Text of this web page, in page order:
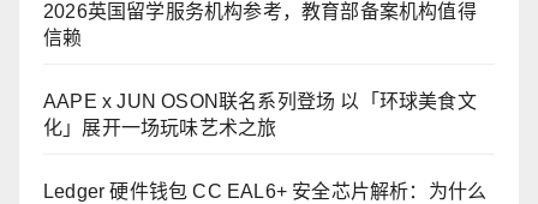
2026英国留学服务机构参考，教育部备案机构值得
信赖
AAPE x JUN OSON联名系列登场 以「环球美食文
化」展开一场玩味艺术之旅
Ledger 硬件钱包 CC EAL6+ 安全芯片解析：为什么